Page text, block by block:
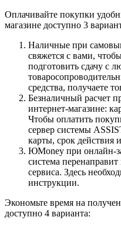
Оплачивайте покупки
магазине доступно 3
Наличные при
свяжется с вами,
подготовить сдачу с
средства, получаете
Безналичный расчет
интернет-магазине:
Чтобы оплатить
сервер системы
карты, срок действия
ЮMoney при онлайн-
система
сервиса. Здесь
инструкции.
Экономьте время на
доступно 4 варианта: